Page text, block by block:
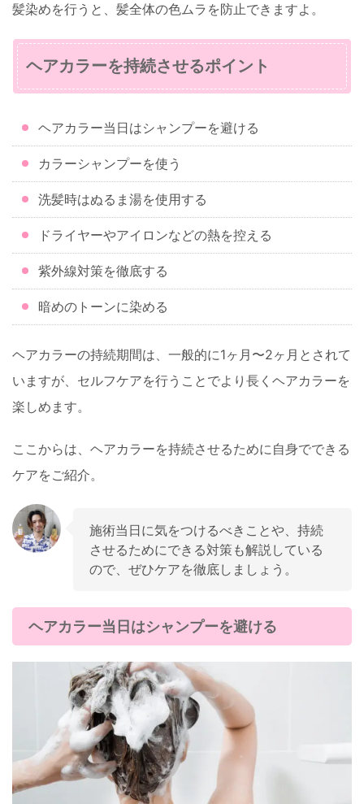
髪染めを行うと、髪全体の色ムラを防止できますよ。
ヘアカラーを持続させるポイント
ヘアカラー当日はシャンプーを避ける
カラーシャンプーを使う
洗髪時はぬるま湯を使用する
ドライヤーやアイロンなどの熱を控える
紫外線対策を徹底する
暗めのトーンに染める
ヘアカラーの持続期間は、一般的に1ヶ月〜2ヶ月とされて
いますが、セルフケアを行うことでより長くヘアカラーを
楽しめます。
ここからは、ヘアカラーを持続させるために自身でできる
ケアをご紹介。
施術当日に気をつけるべきことや、持続
させるためにできる対策も解説している
ので、ぜひケアを徹底しましょう。
ヘアカラー当日はシャンプーを避ける